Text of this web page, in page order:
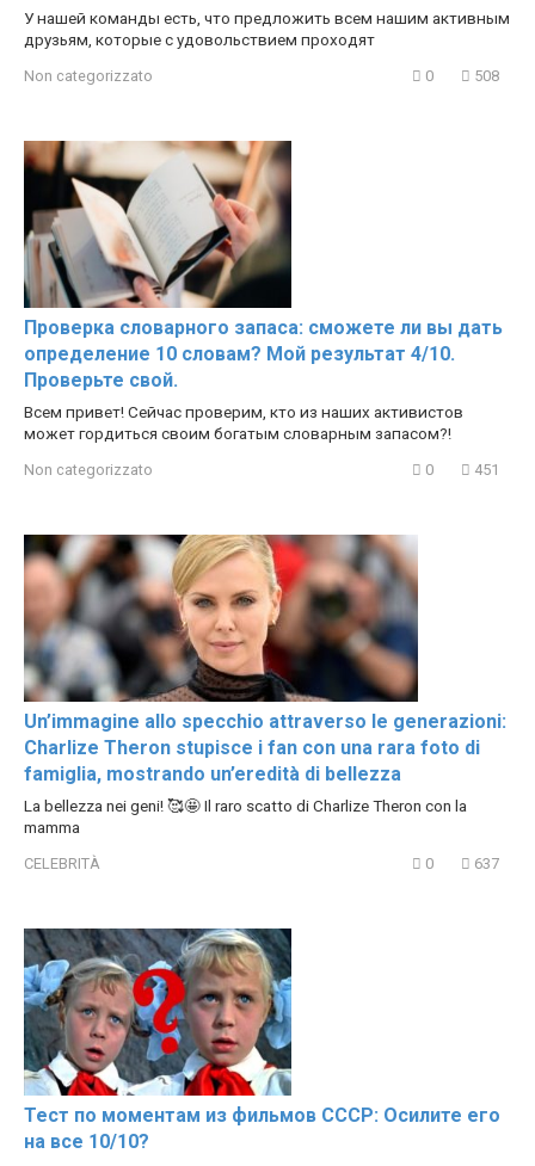
У нашей команды есть, что предложить всем нашим активным
друзьям, которые с удовольствием проходят
Non categorizzato 0 508
Проверка словарного запаса: сможете ли вы дать
определение 10 словам? Мой результат 4/10.
Проверьте свой.
Всем привет! Сейчас проверим, кто из наших активистов
может гордиться своим богатым словарным запасом?!
Non categorizzato 0 451
Un’immagine allo specchio attraverso le generazioni:
Charlize Theron stupisce i fan con una rara foto di
famiglia, mostrando un’eredità di bellezza
La bellezza nei geni! 🥰🤩 Il raro scatto di Charlize Theron con la
mamma
CELEBRITÀ 0 637
Тест по моментам из фильмов СССР: Осилите его
на все 10/10?